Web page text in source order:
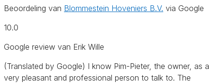
Beoordeling van Blommestein Hoveniers B.V. via Google
10.0
Google review van Erik Wille
(Translated by Google) I know Pim-Pieter, the owner, as a
very pleasant and professional person to talk to. The